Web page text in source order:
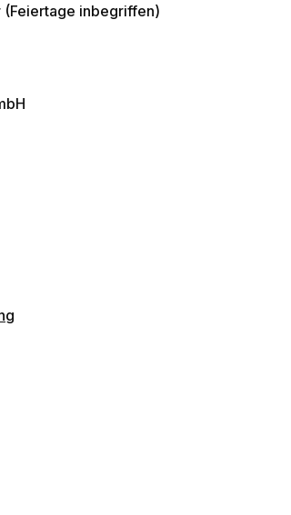
(Feiertage inbegriffen)